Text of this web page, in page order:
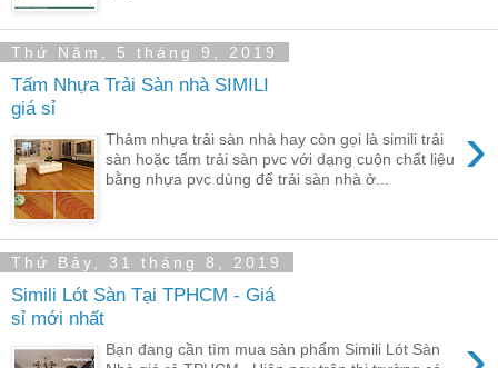
Thứ Năm, 5 tháng 9, 2019
Tấm Nhựa Trải Sàn nhà SIMILI
giá sỉ
›
Thảm nhựa trải sàn nhà hay còn gọi là simili trải
sàn hoặc tấm trải sàn pvc với dạng cuộn chất liệu
bằng nhựa pvc dùng để trải sàn nhà ở...
Thứ Bảy, 31 tháng 8, 2019
Simili Lót Sàn Tại TPHCM - Giá
sỉ mới nhất
Bạn đang cần tìm mua sản phẩm Simili Lót Sàn